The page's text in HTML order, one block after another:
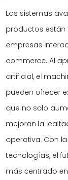
Los sistemas
productos están
empresas
commerce. Al
artificial, el
pueden ofrecer
que no solo
mejoran la
operativa. Con
tecnologías, el
más centrado